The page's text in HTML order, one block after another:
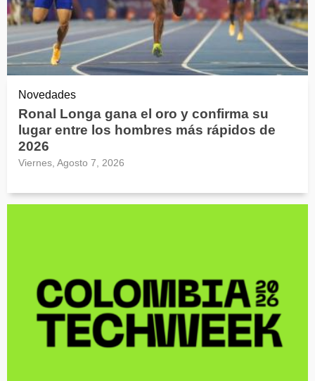
Novedades
Ronal Longa gana el oro y confirma su
lugar entre los hombres más rápidos de
2026
Viernes, Agosto 7, 2026